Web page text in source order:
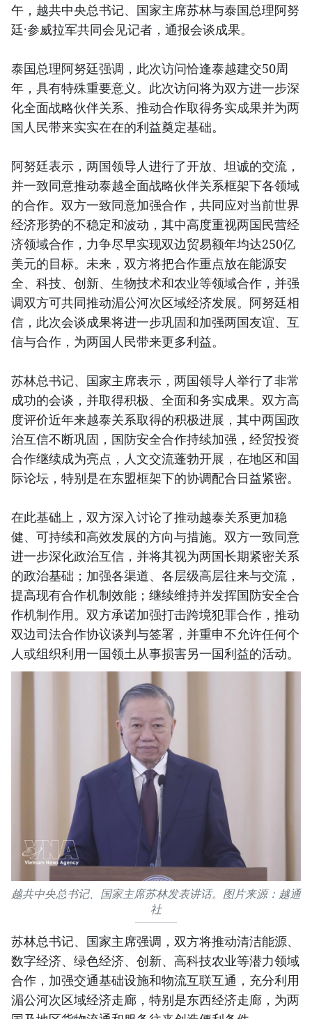
午，越共中央总书记、国家主席苏林与泰国总理阿努
廷·参威拉军共同会见记者，通报会谈成果。
泰国总理阿努廷强调，此次访问恰逢泰越建交50周
年，具有特殊重要意义。此次访问将为双方进一步深
化全面战略伙伴关系、推动合作取得务实成果并为两
国人民带来实实在在的利益奠定基础。
阿努廷表示，两国领导人进行了开放、坦诚的交流，
并一致同意推动泰越全面战略伙伴关系框架下各领域
的合作。双方一致同意加强合作，共同应对当前世界
经济形势的不稳定和波动，其中高度重视两国民营经
济领域合作，力争尽早实现双边贸易额年均达250亿
美元的目标。未来，双方将把合作重点放在能源安
全、科技、创新、生物技术和农业等领域合作，并强
调双方可共同推动湄公河次区域经济发展。阿努廷相
信，此次会谈成果将进一步巩固和加强两国友谊、互
信与合作，为两国人民带来更多利益。
苏林总书记、国家主席表示，两国领导人举行了非常
成功的会谈，并取得积极、全面和务实成果。双方高
度评价近年来越泰关系取得的积极进展，其中两国政
治互信不断巩固，国防安全合作持续加强，经贸投资
合作继续成为亮点，人文交流蓬勃开展，在地区和国
际论坛，特别是在东盟框架下的协调配合日益紧密。
在此基础上，双方深入讨论了推动越泰关系更加稳
健、可持续和高效发展的方向与措施。双方一致同意
进一步深化政治互信，并将其视为两国长期紧密关系
的政治基础；加强各渠道、各层级高层往来与交流，
提高现有合作机制效能；继续维持并发挥国防安全合
作机制作用。双方承诺加强打击跨境犯罪合作，推动
双边司法合作协议谈判与签署，并重申不允许任何个
人或组织利用一国领土从事损害另一国利益的活动。
越共中央总书记、国家主席苏林发表讲话。图片来源：越通
社
苏林总书记、国家主席强调，双方将推动清洁能源、
数字经济、绿色经济、创新、高科技农业等潜力领域
合作，加强交通基础设施和物流互联互通，充分利用
湄公河次区域经济走廊，特别是东西经济走廊，为两